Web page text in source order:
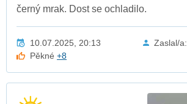
černý mrak. Dost se ochladilo.
10.07.2025, 20:13 Zaslal/a:
Pěkné+8